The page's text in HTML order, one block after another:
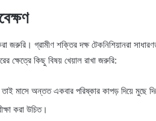
জরুরি। গ্রামীণ শক্তির দক্ষ টেকনিশিয়ানরা
ক্ষেত্রে কিছু বিষয় খেয়াল রাখা জরুরি:
মাসে অন্তত একবার পরিষ্কার কাপড় দিয়ে মুছে
করা উচিত।